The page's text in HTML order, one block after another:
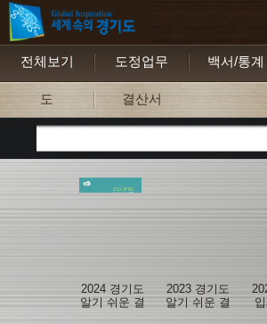
전체보기 도정업무 백서/통계
도 결산서
2024 경기도
알기 쉬운 결
2023 경기도
알기 쉬운 결